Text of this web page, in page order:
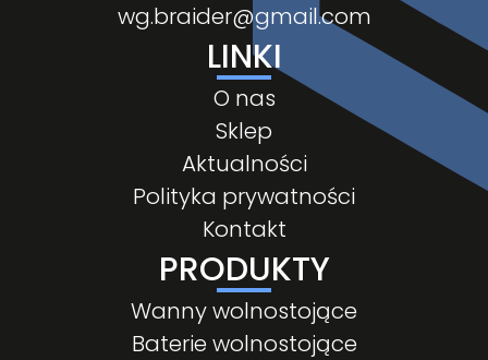
wg.braider@gmail.com
LINKI
O nas
Sklep
Aktualności
Polityka prywatności
Kontakt
PRODUKTY
Wanny wolnostojące
Baterie wolnostojące